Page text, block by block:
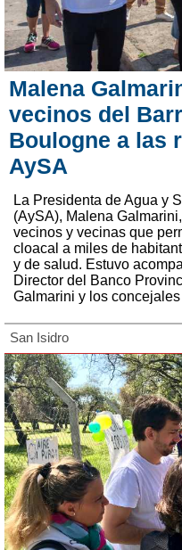
Malena
vecinos del
Boulogne a las
AySA
La Presidenta de Agua y
(AySA), Malena
vecinos y vecinas que
cloacal a miles de
y de salud. Estuvo
Director del Banco
Galmarini y los
San Isidro